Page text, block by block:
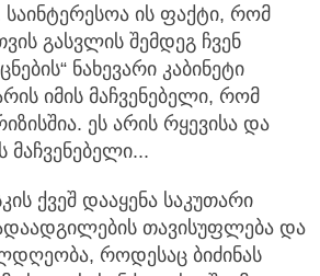
ის ფაქტი, რომ
გასვლის შემდეგ ჩვენ
ნახევარი კაბინეტი
იმის მაჩვენებელი, რომ
ეს არის რყევისა და
მაჩვენებელი...
ქვეშ დააყენა საკუთარი
თავისუფლება და
როდესაც ბიძინას